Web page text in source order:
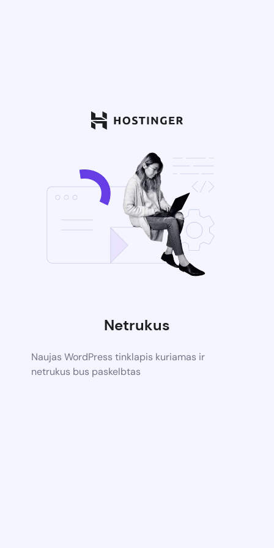
Netrukus
Naujas WordPress tinklapis kuriamas ir
netrukus bus paskelbtas